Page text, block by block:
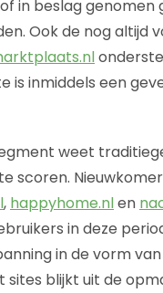
in beslag genomen
Ook de nog altijd
is inmiddels een
weet
scoren.
, happyhome.nlen
in deze
in de vorm van
blijkt uit de